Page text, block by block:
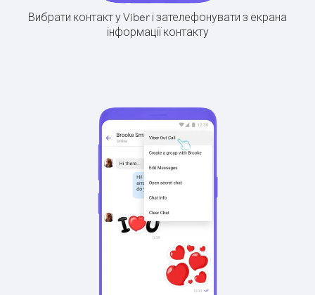
Вибрати контакт у Viber і зателефонувати з екрана
інформації контакту